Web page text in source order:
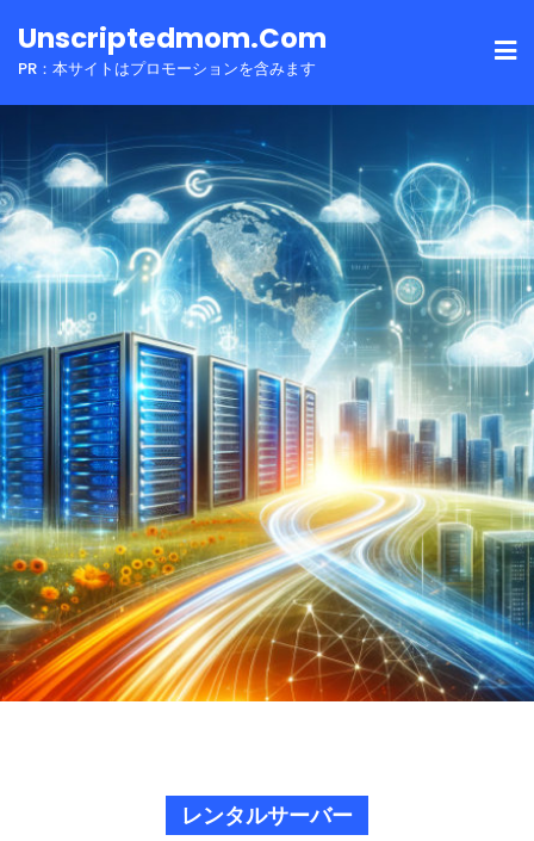
toUnscriptedmom.com
PR：本サイトはプロモーションを含みます
レンタルサーバー